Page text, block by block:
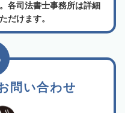
各司法書士事務所は詳細
だけます。
問い合わせ